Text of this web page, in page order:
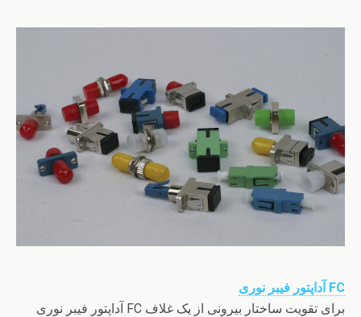
آداپتور فیبر نوری FC
آداپتور فیبر نوری FC برای تقویت ساختار بیرونی از یک غلاف